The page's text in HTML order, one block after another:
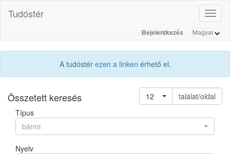
Tudóstér
Bejelentkezés
A tudóstér ezen a linken érhető el.
Összetett keresés 12
találat/oldal
Típus
bármi
Nyelv